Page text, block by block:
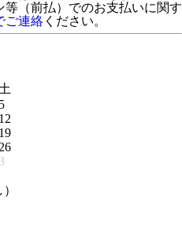
（前払）でのお支払いに関す
ご連絡 ください。
5
12
19
3